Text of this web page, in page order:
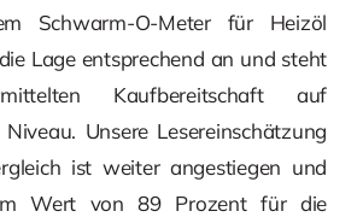
Schwarm-O-Meter für Heizöl
Lage entsprechend an und steht
Kaufbereitschaft auf
Unsere Lesereinschätzung
ist weiter angestiegen und
Wert von 89 Prozent für die